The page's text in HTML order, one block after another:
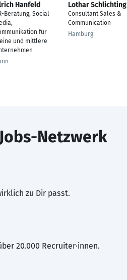
Hanfeld
Beratung, Social
für
und mittlere
Lothar Schlichting
Consultant Sales &
Communication
Hamburg
Netzwerk
zu Dir passt.
20.000 Recruiter·innen.